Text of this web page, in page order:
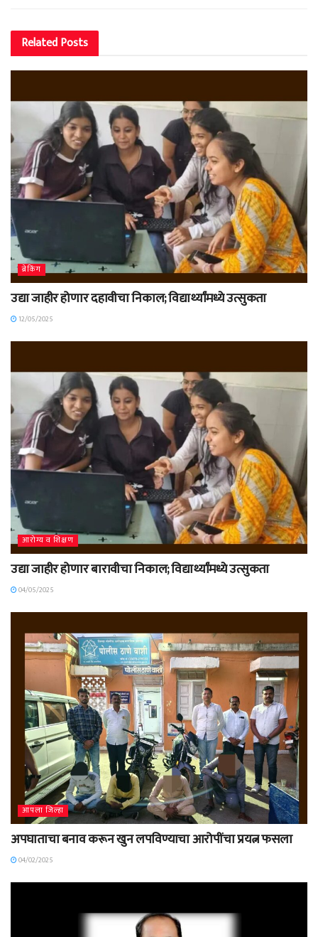
RelatedPosts
ब्रेकिंग
उद्या जाहीर होणार दहावीचा निकाल; विद्यार्थ्यांमध्ये उत्सुकता
12/05/2025
आरोग्य व शिक्षण
उद्या जाहीर होणार बारावीचा निकाल; विद्यार्थ्यांमध्ये उत्सुकता
04/05/2025
आपला जिल्हा
अपघाताचा बनाव करून खुन लपविण्याचा आरोपींचा प्रयत्न फसला
04/02/2025